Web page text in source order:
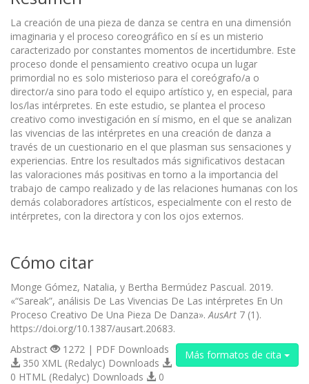
La creación de una pieza de danza se centra en una dimensión
imaginaria y el proceso coreográfico en sí es un misterio
caracterizado por constantes momentos de incertidumbre. Este
proceso donde el pensamiento creativo ocupa un lugar
primordial no es solo misterioso para el coreógrafo/a o
director/a sino para todo el equipo artístico y, en especial, para
los/las intérpretes. En este estudio, se plantea el proceso
creativo como investigación en sí mismo, en el que se analizan
las vivencias de las intérpretes en una creación de danza a
través de un cuestionario en el que plasman sus sensaciones y
experiencias. Entre los resultados más significativos destacan
las valoraciones más positivas en torno a la importancia del
trabajo de campo realizado y de las relaciones humanas con los
demás colaboradores artísticos, especialmente con el resto de
intérpretes, con la directora y con los ojos externos.
Cómo citar
Monge Gómez, Natalia, y Bertha Bermúdez Pascual. 2019.
«“Sareak”, análisis De Las Vivencias De Las intérpretes En Un
Proceso Creativo De Una Pieza De Danza». AusArt 7 (1).
https://doi.org/10.1387/ausart.20683.
Más formatos de cita
Abstract
1272 | PDF Downloads
350 XML (Redalyc) Downloads
0 HTML (Redalyc) Downloads
0